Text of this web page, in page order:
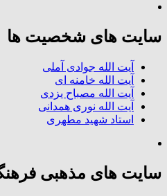
سایت های شخصیت ها
آیت الله جوادی آملی
آیت الله خامنه ای
آیت الله مصباح یزدی
آیت الله نوری همدانی
استاد شهید مطهری
سایت های مذهبی